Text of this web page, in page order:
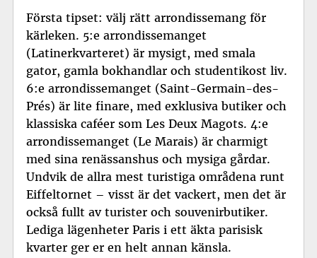
Första tipset: välj rätt arrondissemang för
kärleken. 5:e arrondissemanget
(Latinerkvarteret) är mysigt, med smala
gator, gamla bokhandlar och studentikost liv.
6:e arrondissemanget (Saint-Germain-des-
Prés) är lite finare, med exklusiva butiker och
klassiska caféer som Les Deux Magots. 4:e
arrondissemanget (Le Marais) är charmigt
med sina renässanshus och mysiga gårdar.
Undvik de allra mest turistiga områdena runt
Eiffeltornet – visst är det vackert, men det är
också fullt av turister och souvenirbutiker.
Lediga lägenheter Paris i ett äkta parisisk
kvarter ger er en helt annan känsla.